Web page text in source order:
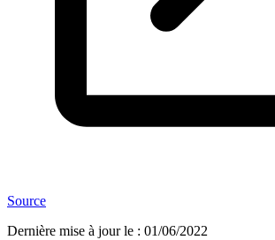
Source
Dernière mise à jour le : 01/06/2022